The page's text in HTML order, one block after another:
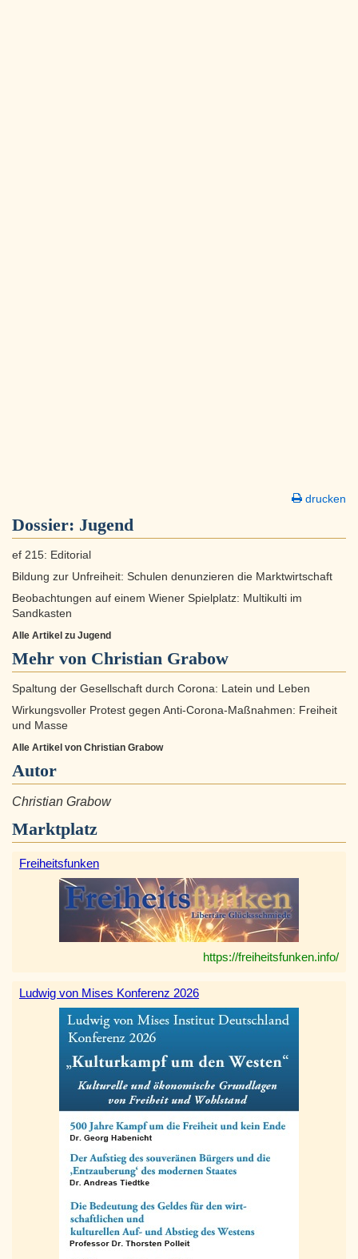
drucken
Dossier: Jugend
ef 215: Editorial
Bildung zur Unfreiheit: Schulen denunzieren die Marktwirtschaft
Beobachtungen auf einem Wiener Spielplatz: Multikulti im
Sandkasten
Alle Artikel zu Jugend
Mehr von Christian Grabow
Spaltung der Gesellschaft durch Corona: Latein und Leben
Wirkungsvoller Protest gegen Anti-Corona-Maßnahmen: Freiheit
und Masse
Alle Artikel von Christian Grabow
Autor
Christian Grabow
Marktplatz
Freiheitsfunken
https://freiheitsfunken.info/
Ludwig von Mises Konferenz 2026